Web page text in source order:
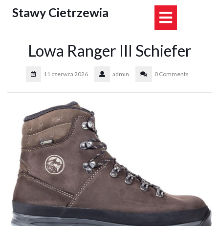
Stawy Cietrzewia
Lowa Ranger III Schiefer
11 czerwca 2026 admin 0 Comments